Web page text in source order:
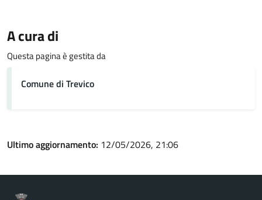
A cura di
Questa pagina è gestita da
Comune di Trevico
Ultimo aggiornamento: 12/05/2026, 21:06